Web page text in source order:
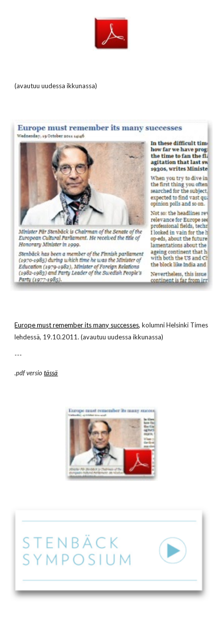
(avautuu uudessa ikkunassa)
Europe must remember its many successes, kolumni Helsinki Times
lehdessä, 19.10.2011. (avautuu uudessa ikkunassa)
---
.pdf versiotässä